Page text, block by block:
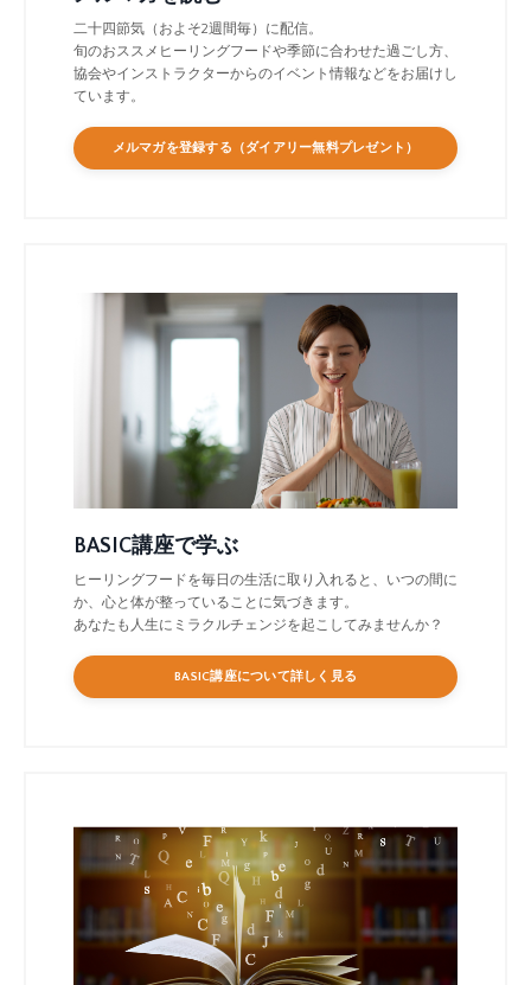
二十四節気（およそ2週間毎）に配信。
旬のおススメヒーリングフードや季節に合わせた過ごし方、
協会やインストラクターからのイベント情報などをお届けし
ています。
メルマガを登録する（ダイアリー無料プレゼント）
BASIC講座で学ぶ
ヒーリングフードを毎日の生活に取り入れると、いつの間に
か、心と体が整っていることに気づきます。
あなたも人生にミラクルチェンジを起こしてみませんか？
BASIC講座について詳しく見る